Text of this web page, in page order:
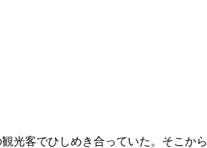
光客でひしめき合っていた。そこから